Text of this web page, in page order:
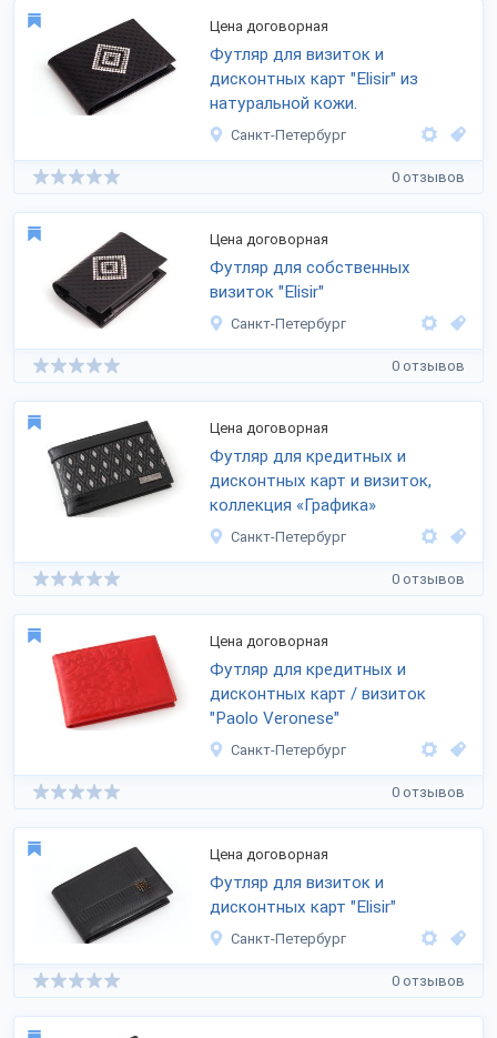
Цена договорная
Футляр для визиток и
дисконтных карт "Elisir" из
натуральной кожи.
Санкт-Петербург
0 отзывов
Цена договорная
Футляр для собственных
визиток "Elisir"
Санкт-Петербург
0 отзывов
Цена договорная
Футляр для кредитных и
дисконтных карт и визиток,
коллекция «Графика»
Санкт-Петербург
0 отзывов
Цена договорная
Футляр для кредитных и
дисконтных карт / визиток
"Paolo Veronese"
Санкт-Петербург
0 отзывов
Цена договорная
Футляр для визиток и
дисконтных карт "Elisir"
Санкт-Петербург
0 отзывов